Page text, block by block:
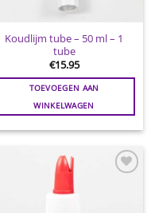
Koudlijm tube – 50 ml – 1
tube
€15.95
TOEVOEGEN AAN
WINKELWAGEN